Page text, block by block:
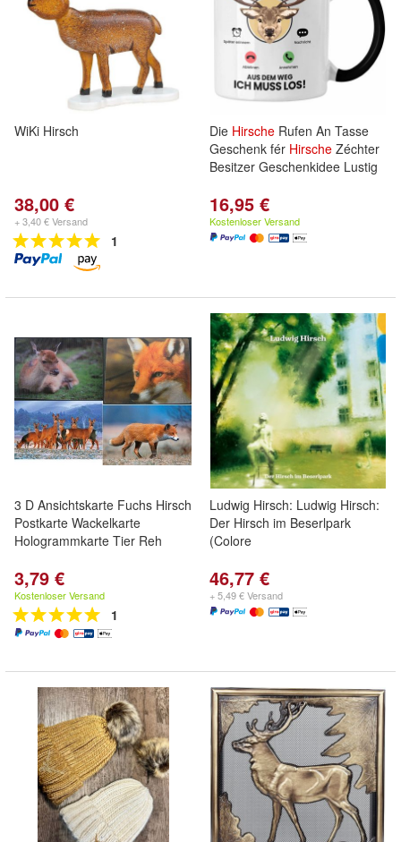
WiKi Hirsch
38,00 €
+ 3,40 € Versand
1
Die Hirsche Rufen An Tasse
Geschenk fér Hirsche Zéchter
Besitzer Geschenkidee Lustig
16,95 €
Kostenloser Versand
3 D Ansichtskarte Fuchs Hirsch
Postkarte Wackelkarte
Hologrammkarte Tier Reh
3,79 €
Kostenloser Versand
1
Ludwig Hirsch: Ludwig Hirsch:
Der Hirsch im Beserlpark
(Colore
46,77 €
+ 5,49 € Versand